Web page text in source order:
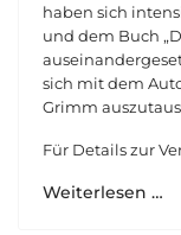
haben sich
und dem Buch
sich mit dem
Grimm
Für Details zur
Weiterlesen …